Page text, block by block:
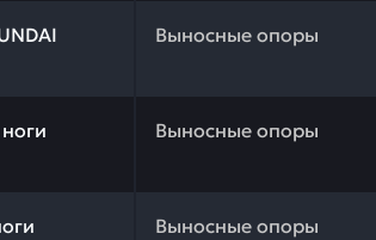
Выносные опоры
подбор. Узел ноги (опоры)
Выносные опоры
подбор. Узел правой опорной
Выносные опоры
подбор. Узел левой опорной